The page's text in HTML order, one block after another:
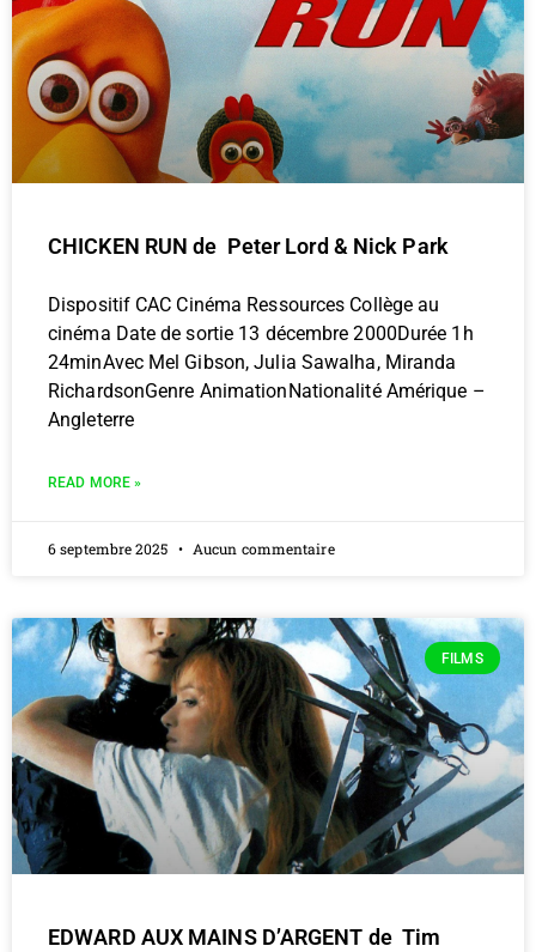
CHICKEN RUN de Peter Lord & Nick Park
Dispositif CAC Cinéma Ressources Collège au
cinéma Date de sortie 13 décembre 2000Durée 1h
24minAvec Mel Gibson, Julia Sawalha, Miranda
RichardsonGenre AnimationNationalité Amérique –
Angleterre
READ MORE »
6 septembre 2025 Aucun commentaire
FILMS
EDWARD AUX MAINS D’ARGENT de Tim